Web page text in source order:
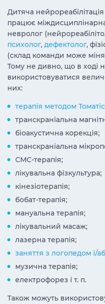
Дитяча
працює
невролог
психолог, дефектолог,
(склад команди може
Тому не дивно, що в ході
використовуватися
них:
терапія методом
транскраніальна
біоакустична корекція;
транскраніальна
СМС-терапія;
лікувальна фізкультура;
кінезіотерапія;
бобат-терапія;
мануальна терапія;
лікувальний масаж;
лазерна терапія;
заняття з логопедом і/
музична терапія;
електрофорез і т. п.
Також можуть